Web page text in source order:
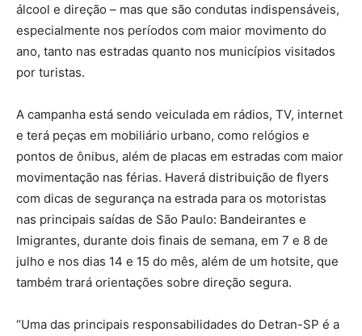
álcool e direção – mas que são condutas indispensáveis,
especialmente nos períodos com maior movimento do
ano, tanto nas estradas quanto nos municípios visitados
por turistas.
A campanha está sendo veiculada em rádios, TV, internet
e terá peças em mobiliário urbano, como relógios e
pontos de ônibus, além de placas em estradas com maior
movimentação nas férias. Haverá distribuição de flyers
com dicas de segurança na estrada para os motoristas
nas principais saídas de São Paulo: Bandeirantes e
Imigrantes, durante dois finais de semana, em 7 e 8 de
julho e nos dias 14 e 15 do mês, além de um hotsite, que
também trará orientações sobre direção segura.
“Uma das principais responsabilidades do Detran-SP é a